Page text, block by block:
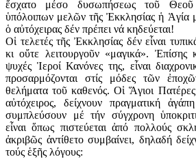
ἔσχατο μέσο δυσωπήσεως τοῦ Θεοῦ
ὑπόλοιπων μελῶν τῆς Ἐκκλησίας ἡ Ἁγία
ὁ αὐτόχειρας δέν πρέπει νά κηδεύεται!
Οἱ τελετές τῆς Ἐκκλησίας δέν εἶναι
κι οὔτε λειτουργοῦν «μαγικά». Ἐπίσης
ψυχές Ἱεροί Κανόνες της, εἶναι
προσαρμόζονται στίς μόδες τῶν
θελήματα τοῦ καθενός. Οἱ Ἅγιοι
αὐτόχειρος, δείχνουν πραγματική
συμπλεύσουν μέ τήν σύγχρονη
εἶναι ὅπως πιστεύεται ἀπό πολλούς
ἀκριβῶς ἀντίθετο συμβαίνει, δηλαδή
τούς ἑξῆς λόγους: